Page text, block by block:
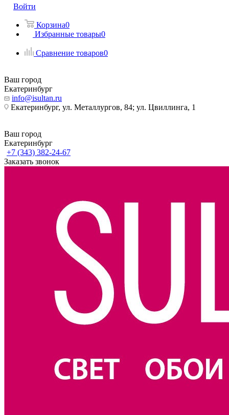
Войти
Корзина0
Избранные товары0
Сравнение товаров0
Ваш город
Екатеринбург
info@isultan.ru
Екатеринбург, ул. Металлургов, 84; ул. Цвиллинга, 1
Ваш город
Екатеринбург
+7 (343) 382-24-67
Заказать звонок